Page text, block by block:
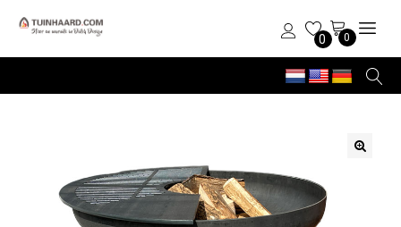
0 0